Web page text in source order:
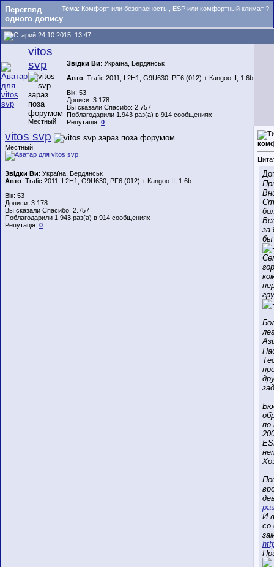
Тема: Комфорт или безопасность , ESP или комфортный климат ?
Перегляд
одного допису
24.10.2015, 13:47
vitos
svp
Местный
Звідки Ви: Україна, Бердянськ
Авто: Trafic 2011, L2H1, G9U630, PF6 (012) + Каngoo II, 1,6b
Вік: 53
Дописи: 3.178
Вы сказали Спасибо: 2.757
Поблагодарили 1.943 раз(а) в 914 сообщениях
Репутація: 0
vitos svp
Местный
Звідки Ви: Україна, Бердянськ
Авто: Trafic 2011, L2H1, G9U630, PF6 (012) + Каngoo II, 1,6b
Вік: 53
Дописи: 3.178
Вы сказали Спасибо: 2.757
Поблагодарили 1.943 раз(а) в 914 сообщениях
Репутація: 0
за
бы
по
И
со